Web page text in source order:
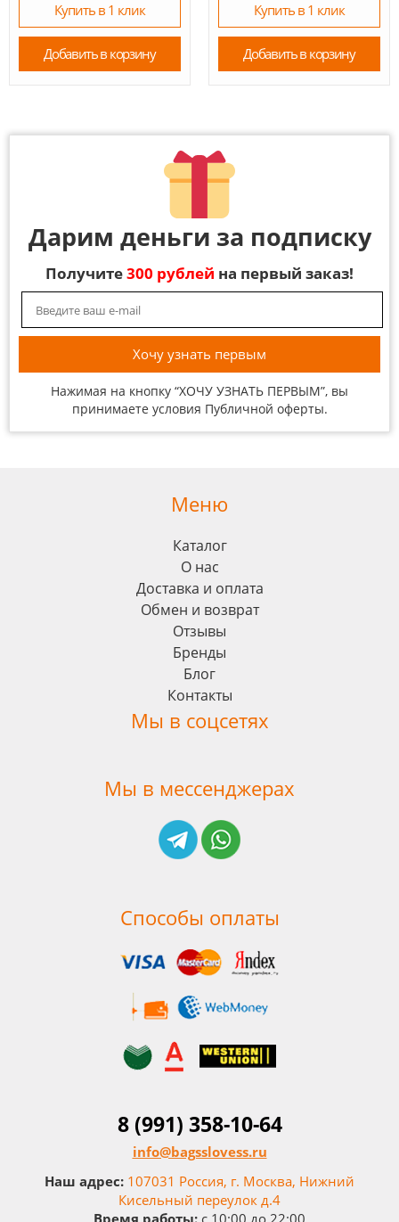
Купить в 1 клик
Добавить в корзину
Купить в 1 клик
Добавить в корзину
Дарим деньги за подписку
Получите300 рублей на первый заказ!
Нажимая на кнопку “ХОЧУ УЗНАТЬ ПЕРВЫМ”, вы
принимаете условия Публичной оферты.
Меню
Каталог
О нас
Доставка и оплата
Обмен и возврат
Отзывы
Бренды
Блог
Контакты
Мы в соцсетях
Мы в мессенджерах
Способы оплаты
8 (991) 358-10-64
info@bagsslovess.ru
Наш адрес: 107031 Россия, г. Москва, Нижний
Кисельный переулок д.4
Время работы: c 10:00 до 22:00